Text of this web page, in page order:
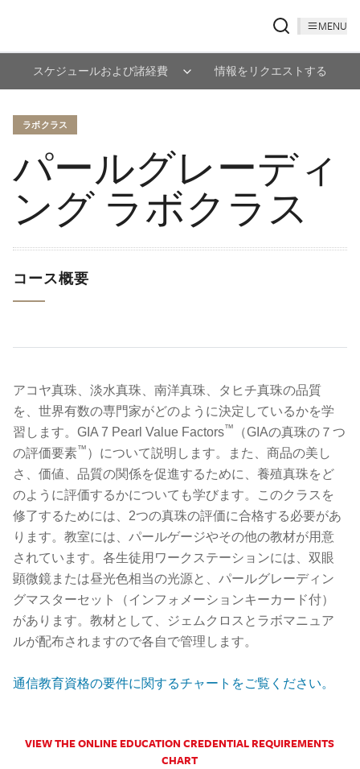
MENU
スケジュールおよび諸経費 情報をリクエストする
ラボクラス
パールグレーディ
ング ラボクラス
コース概要
アコヤ真珠、淡水真珠、南洋真珠、タヒチ真珠の品質
を、世界有数の専門家がどのように決定しているかを学
習します。GIA 7 Pearl Value Factors™
（GIAの真珠の７つ
の評価要素™ ）について説明します。また、商品の美し
さ、価値、品質の関係を促進するために、養殖真珠をど
のように評価するかについても学びます。このクラスを
修了するためには、2つの真珠の評価に合格する必要があ
ります。教室には、パールゲージやその他の教材が用意
されています。各生徒用ワークステーションには、双眼
顕微鏡または昼光色相当の光源と、パールグレーディン
グマスターセット（インフォメーションキーカード付）
があります。教材として、ジェムクロスとラボマニュア
ルが配布されますので各自で管理します。
通信教育資格の要件に関するチャートをご覧ください。
VIEW THE ONLINE EDUCATION CREDENTIAL REQUIREMENTS
CHART